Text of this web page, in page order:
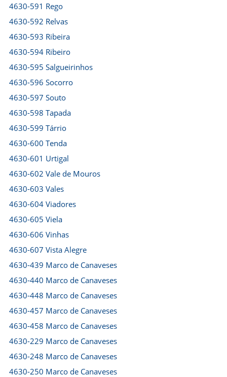
4630-591 Rego
4630-592 Relvas
4630-593 Ribeira
4630-594 Ribeiro
4630-595 Salgueirinhos
4630-596 Socorro
4630-597 Souto
4630-598 Tapada
4630-599 Tárrio
4630-600 Tenda
4630-601 Urtigal
4630-602 Vale de Mouros
4630-603 Vales
4630-604 Viadores
4630-605 Viela
4630-606 Vinhas
4630-607 Vista Alegre
4630-439 Marco de Canaveses
4630-440 Marco de Canaveses
4630-448 Marco de Canaveses
4630-457 Marco de Canaveses
4630-458 Marco de Canaveses
4630-229 Marco de Canaveses
4630-248 Marco de Canaveses
4630-250 Marco de Canaveses